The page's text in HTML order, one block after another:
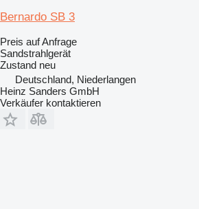
Bernardo SB 3
Preis auf Anfrage
Sandstrahlgerät
Zustand neu
Deutschland, Niederlangen
Heinz Sanders GmbH
Verkäufer kontaktieren